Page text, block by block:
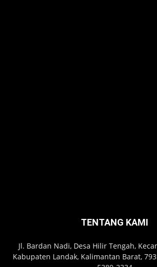
TENTANG KAMI
Jl. Bardan Nadi, Desa Hilir Tengah,
Kabupaten Landak, Kalimantan Barat,